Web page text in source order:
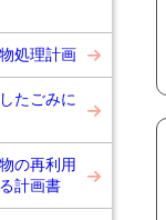
処理計画
たごみに
の再利用
計画書